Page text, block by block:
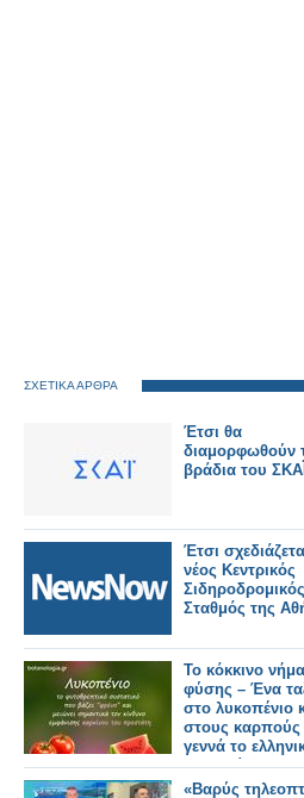
ΣΧΕΤΙΚΑ ΑΡΘΡΑ
Έτσι θα
διαμορφωθούν
βράδια του
Έτσι
νέος Κεντρικός
Σιδηροδρομικός
Σταθμός της
Το κόκκινο
φύσης – Ένα
στο λυκοπένιο
στους
γεννά το
καλοκαίρι
«Βαρύς